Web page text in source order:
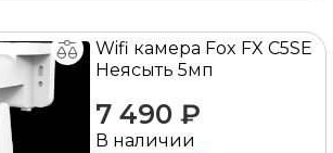
Wifi камера Fox FX C5SE
Неясыть 5мп
7 490 ₽
В наличии